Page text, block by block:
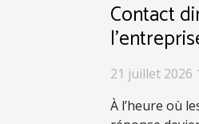
Contact
21 juillet 2026
À l’heure où